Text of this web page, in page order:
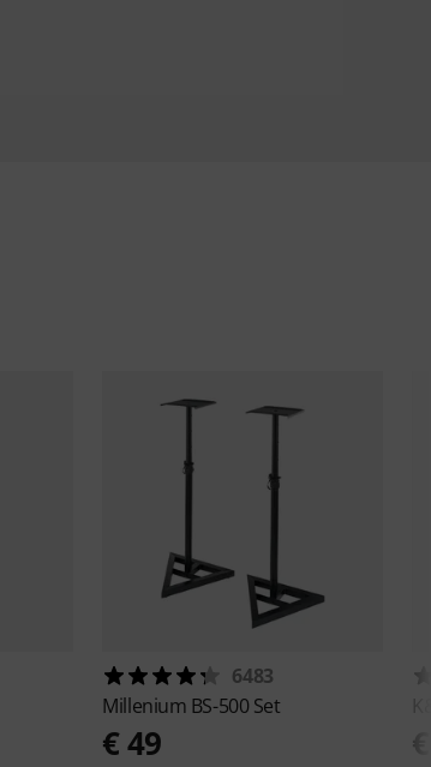
6483
Millenium BS-500 Set
€ 49